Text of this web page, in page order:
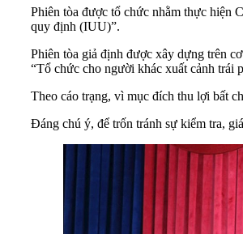
Phiên tòa được tổ chức nhằm thực hiện
quy định (IUU)”.
Phiên tòa giả định được xây dựng trên
“Tổ chức cho người khác xuất cảnh trái
Theo cáo trạng, vì mục đích thu lợi bất
Đáng chú ý, để trốn tránh sự kiểm tra,